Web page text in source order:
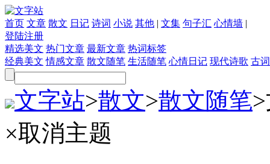
首页 文章 散文 日记 诗词 小说 其他 | 文集 句子汇 心情墙 |
登陆注册
精选美文 热门文章 最新文章 热词标签
经典美文 情感文章 散文随笔 生活随笔 心情日记 现代诗歌 古
文字站>散文>散文随笔>
×取消主题